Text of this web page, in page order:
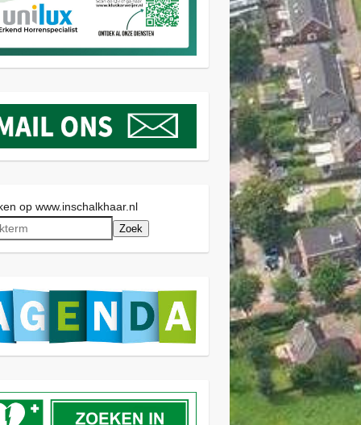
op www.inschalkhaar.nl
Zoek